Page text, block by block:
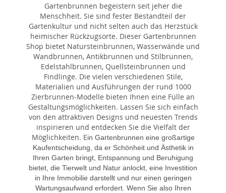
Gartenbrunnen begeistern seit jeher die
Menschheit. Sie sind fester Bestandteil der
Gartenkultur und nicht selten auch das Herzstück
heimischer Rückzugsorte. Dieser Gartenbrunnen
Shop bietet Natursteinbrunnen, Wasserwände und
Wandbrunnen, Antikbrunnen und Stilbrunnen,
Edelstahlbrunnen, Quellsteinbrunnen und
Findlinge. Die vielen verschiedenen Stile,
Materialien und Ausführungen der rund 1000
Zierbrunnen-Modelle bieten Ihnen eine Fülle an
Gestaltungsmöglichkeiten. Lassen Sie sich einfach
von den attraktiven Designs und neuesten Trends
inspirieren und entdecken Sie die Vielfalt der
Möglichkeiten. Ein Gartenbrunnen eine großartige
Kaufentscheidung, da er Schönheit und Ästhetik in
Ihren Garten bringt, Entspannung und Beruhigung
bietet, die Tierwelt und Natur anlockt, eine Investition
in Ihre Immobilie darstellt und nur einen geringen
Wartungsaufwand erfordert. Wenn Sie also Ihren